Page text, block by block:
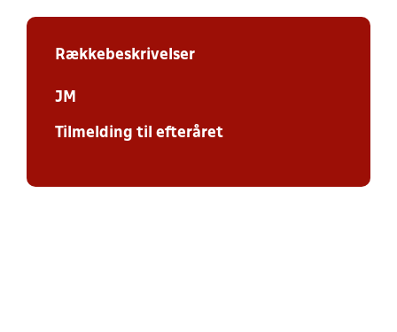
Rækkebeskrivelser
JM
Tilmelding til efteråret